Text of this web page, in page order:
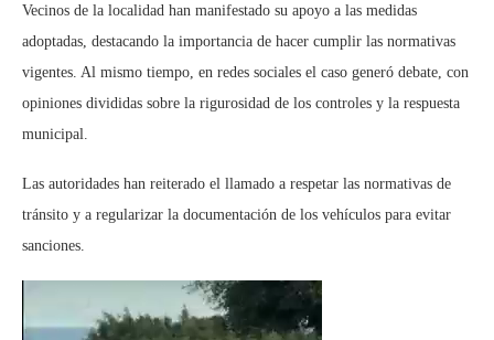
Vecinos de la localidad han manifestado su apoyo a las medidas
adoptadas, destacando la importancia de hacer cumplir las normativas
vigentes. Al mismo tiempo, en redes sociales el caso generó debate, con
opiniones divididas sobre la rigurosidad de los controles y la respuesta
municipal.
Las autoridades han reiterado el llamado a respetar las normativas de
tránsito y a regularizar la documentación de los vehículos para evitar
sanciones.
de